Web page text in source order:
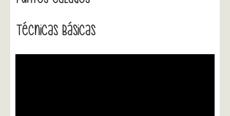
Técnicas Básicas